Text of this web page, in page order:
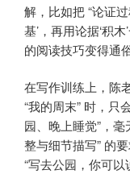
解，比如把 “论证
基’，再用论据‘积
的阅读技巧变得通
在写作训练上，陈
“我的周末” 时，只
园、晚上睡觉”，
整与细节描写” 的
“写去公园，你可